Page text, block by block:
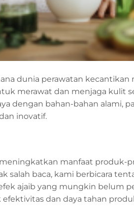
dunia perawatan
merawat dan menjaga kulit
dengan bahan-bahan alami,
inovatif.
manfaat produk-
salah baca, kami berbicara
ajaib yang mungkin belum
dan daya tahan